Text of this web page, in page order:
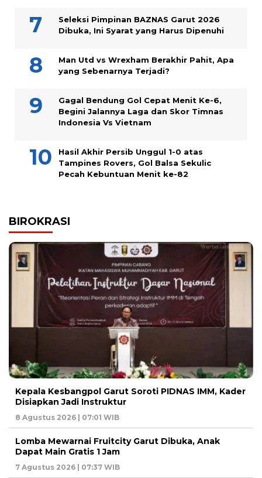
Seleksi Pimpinan BAZNAS Garut 2026
Dibuka, Ini Syarat yang Harus Dipenuhi
Man Utd vs Wrexham Berakhir Pahit, Apa
yang Sebenarnya Terjadi?
Gagal Bendung Gol Cepat Menit Ke-6,
Begini Jalannya Laga dan Skor Timnas
Indonesia Vs Vietnam
Hasil Akhir Persib Unggul 1-0 atas
Tampines Rovers, Gol Balsa Sekulic
Pecah Kebuntuan Menit ke-82
BIROKRASI
Kepala Kesbangpol Garut Soroti PIDNAS IMM, Kader
Disiapkan Jadi Instruktur
8 Agustus 2026 | 07:01 WIB
Lomba Mewarnai Fruitcity Garut Dibuka, Anak
Dapat Main Gratis 1 Jam
7 Agustus 2026 | 07:37 WIB